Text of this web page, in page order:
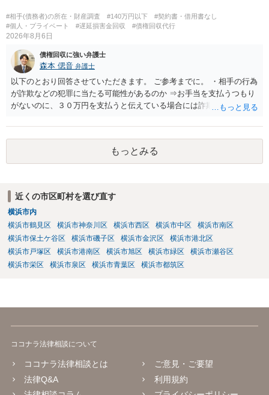
#相手(債務者)の所在・財産調査 #140万円以下
#契約書・借用書なし
#個人・プライベート
#遅延損害金回収 #債権回収代行
2026年8月6日
債権回収に強い弁護士
森本 偲音 弁護士
以下のとおり回答させていただきます。 ご参考までに。 ・相手の行為
が詐欺などの犯罪に当たる可能性があるのか ⇒お手当を支払うつもり
がないのに、３０万円を支払うと伝えている場合には詐欺罪に該当す
段が取れるのか ⇒契約に基づく履行請求として３０万円を請求するこ
とが考えられますが、 パパ活の契約は、売春防止法に抵触する契約
であるため、公序良俗に反する契約として 民法上無効（民法９０
条）となるため、相手方に請求できない可能性が高いです。 ・相手の
いる必要があります。
もっとみる
近くの市区町村を選び直す
横浜市内
横浜市鶴見区
横浜市神奈川区 横浜市西区 横浜市中区
横浜市南区
横浜市保土ケ谷区
横浜市磯子区 横浜市金沢区
横浜市港北区
横浜市戸塚区
横浜市港南区 横浜市旭区 横浜市緑区
横浜市瀬谷区
横浜市栄区
横浜市泉区 横浜市青葉区 横浜市都筑区
ココナラ法律相談について
ココナラ法律相談とは
法律Q&A
ご意見・ご要望
利用規約